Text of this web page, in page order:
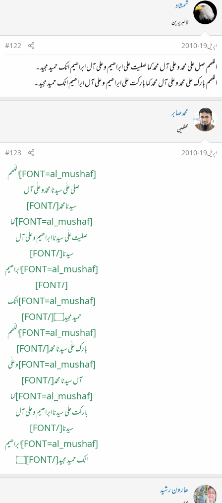
شمشاد
لائبریرین
اپریل 19، 2010
#122
اللھم صل علی محمد و علی آل محمد کما صلیت علی ابراھیم و علی آل ابراھیم انک حمید مجید ۔
اللھم بارک علی محمد و علی آل محمد کما بارکت علی ابراھیم و علی آل ابراھیم انک حمید مجید ۔
محمدصابر
محفلین
اپریل 19، 2010
#123
[FONT=al_mushaf]اللّھم
صلی علٰی سیدنا محمّدو علٰی آل
سیدنامحمّد[/FONT]
[FONT=al_mushaf]کما
صلیت علٰی سیدنا ابراھیم و علٰی آل
سیدنا[/FONT]
[FONT=al_mushaf]ابراھیم
[/FONT]
[FONT=al_mushaf]انّک
حمید مجید۝[/FONT]
[FONT=al_mushaf]اللّھم
بارک علٰی سیدنا محمّد[/FONT]
[FONT=al_mushaf]و علٰی
آل سیدنا محمّد[/FONT]
[FONT=al_mushaf]کما
بارکت علٰی سیدنا ابراھیم و علٰی آل
سیدنا[/FONT]
[FONT=al_mushaf]ابراھیم
انّک حمید مجید[/FONT]۝
ھارون رشید